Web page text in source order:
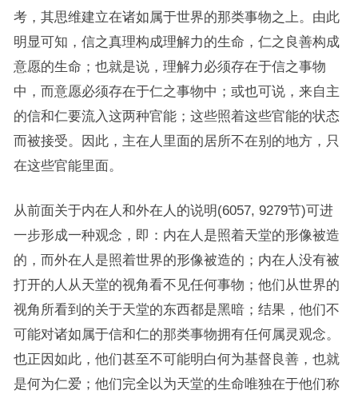
考，其思维建立在诸如属于世界的那类事物之上。由此
明显可知，信之真理构成理解力的生命，仁之良善构成
意愿的生命；也就是说，理解力必须存在于信之事物
中，而意愿必须存在于仁之事物中；或也可说，来自主
的信和仁要流入这两种官能；这些照着这些官能的状态
而被接受。因此，主在人里面的居所不在别的地方，只
在这些官能里面。
从前面关于内在人和外在人的说明(6057, 9279节)可进
一步形成一种观念，即：内在人是照着天堂的形像被造
的，而外在人是照着世界的形像被造的；内在人没有被
打开的人从天堂的视角看不见任何事物；他们从世界的
视角所看到的关于天堂的东西都是黑暗；结果，他们不
可能对诸如属于信和仁的那类事物拥有任何属灵观念。
也正因如此，他们甚至不可能明白何为基督良善，也就
是何为仁爱；他们完全以为天堂的生命唯独在于他们称